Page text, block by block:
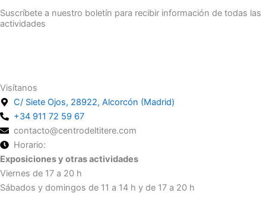
Suscríbete a nuestro boletín para recibir información de todas las
actividades
Visítanos
C/ Siete Ojos, 28922, Alcorcón (Madrid)
+34 911 72 59 67
contacto@centrodeltitere.com
Horario:
Exposiciones y otras actividades
Viernes de 17 a 20 h
Sábados y domingos de 11 a 14 h y de 17 a 20 h